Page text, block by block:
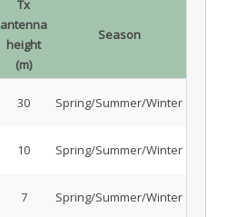
Tx
antenna
height
(m)
Season
30 Spring/Summer/Winter
10 Spring/Summer/Winter
7 Spring/Summer/Winter